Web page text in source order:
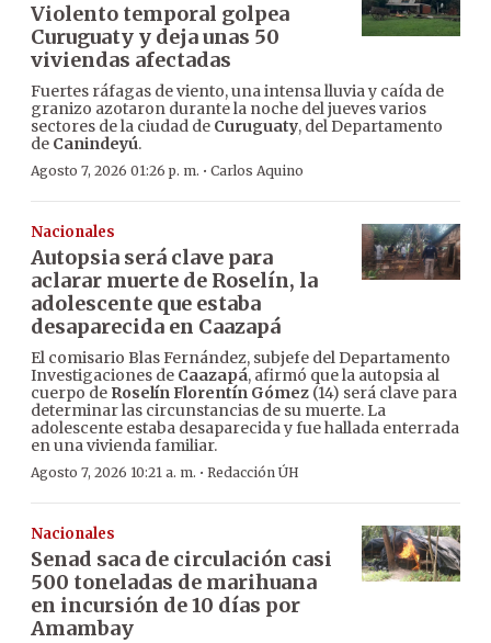
Violento temporal golpea
Curuguaty y deja unas 50
viviendas afectadas
Fuertes ráfagas de viento, una intensa lluvia y caída de
granizo azotaron durante la noche del jueves varios
sectores de la ciudad de Curuguaty, del Departamento
de Canindeyú.
Agosto 7, 2026 01:26 p. m. · Carlos Aquino
Nacionales
Autopsia será clave para
aclarar muerte de Roselín, la
adolescente que estaba
desaparecida en Caazapá
El comisario Blas Fernández, subjefe del Departamento
Investigaciones de Caazapá, afirmó que la autopsia al
cuerpo de Roselín Florentín Gómez (14) será clave para
determinar las circunstancias de su muerte. La
adolescente estaba desaparecida y fue hallada enterrada
en una vivienda familiar.
Agosto 7, 2026 10:21 a. m. · Redacción ÚH
Nacionales
Senad saca de circulación casi
500 toneladas de marihuana
en incursión de 10 días por
Amambay